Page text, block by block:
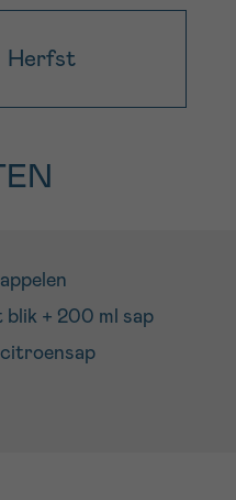
Herfst
blik + 200 ml sap